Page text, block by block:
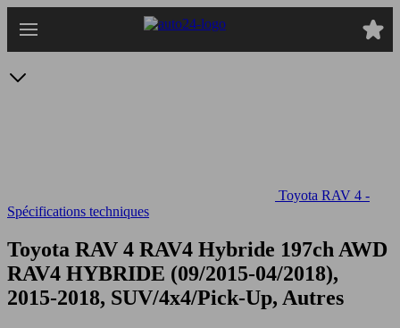
au
Toyota RAV 4 -
Spécifications techniques
Toyota RAV 4 RAV4 Hybride 197ch AWD
RAV4 HYBRIDE (09/2015-04/2018),
2015-2018, SUV/4x4/Pick-Up, Autres